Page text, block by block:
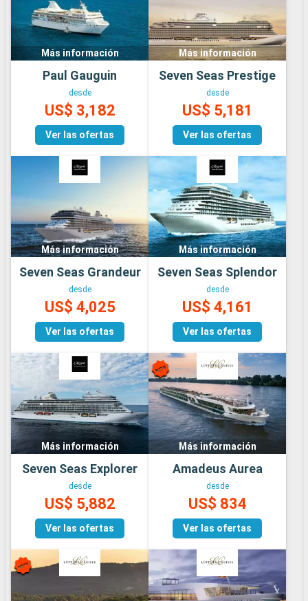
Más información
Paul Gauguin
desde
US$ 3,182
Ver las ofertas
Más información
Seven Seas Prestige
desde
US$ 5,181
Ver las ofertas
Más información
Seven Seas Grandeur
desde
US$ 4,025
Ver las ofertas
Más información
Seven Seas Splendor
desde
US$ 4,161
Ver las ofertas
Más información
Seven Seas Explorer
desde
US$ 5,882
Ver las ofertas
Más información
Amadeus Aurea
desde
US$ 834
Ver las ofertas